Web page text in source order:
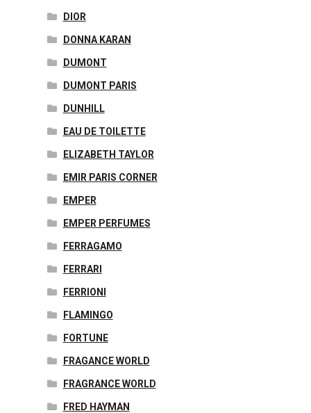
DIOR
DONNA KARAN
DUMONT
DUMONT PARIS
DUNHILL
EAU DE TOILETTE
ELIZABETH TAYLOR
EMIR PARIS CORNER
EMPER
EMPER PERFUMES
FERRAGAMO
FERRARI
FERRIONI
FLAMINGO
FORTUNE
FRAGANCE WORLD
FRAGRANCE WORLD
FRED HAYMAN